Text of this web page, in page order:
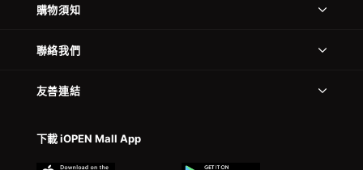
購物須知
聯絡我們
友善連結
下載 iOPEN Mall App